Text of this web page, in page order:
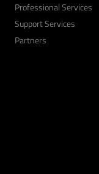
Professional Services
Support Services
Partners